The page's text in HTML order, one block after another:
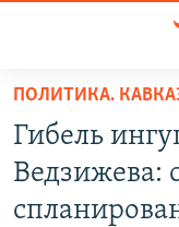
упрощенного
доступа
Вернуться
основному
ПРОГРАММЫ
АВТОРСКИЕ
ПОЛИТИКА.
Гибель
Ведзижева: